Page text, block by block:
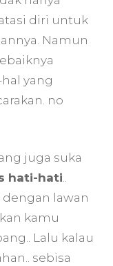
diri untuk
Namun
yang
no
juga suka
hati-hati..
lawan
kamu
Lalu kalau
sebisa